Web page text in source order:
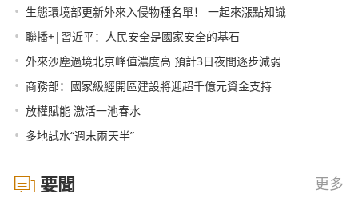
• 生態環境部更新外來入侵物種名單！ 一起來漲點知識
• 聯播+|習近平：人民安全是國家安全的基石
• 外來沙塵過境北京峰值濃度高 預計3日夜間逐步減弱
• 商務部：國家級經開區建設將迎超千億元資金支持
• 放權賦能 激活一池春水
• 多地試水“週末兩天半”
要聞 更多